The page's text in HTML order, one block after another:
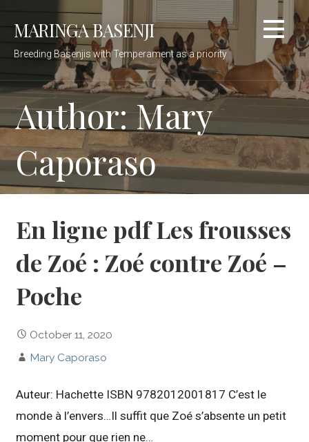
MARINGA BASENJI
Breeding Basenjis with Temperament as a priority
Author: Mary
Caporaso
En ligne pdf Les frousses
de Zoé : Zoé contre Zoé –
Poche
October 11, 2020
Mary Caporaso
Auteur: Hachette ISBN 9782012001817 C’est le
monde à l’envers…Il suffit que Zoé s’absente un petit
moment pour que rien ne…